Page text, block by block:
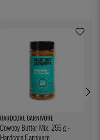
HARDCORE CARNIVORE
Cowboy Butter Mix, 255 g -
Hardcore Carnivore